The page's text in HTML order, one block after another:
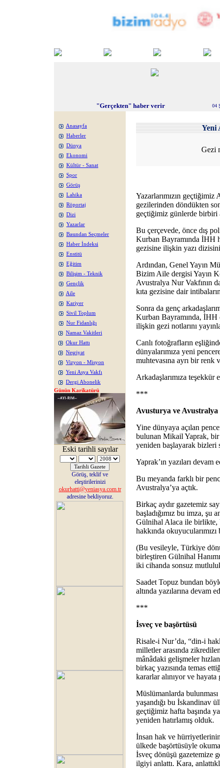
"Gerçekten" haber verir 04
Anasayfa
Haberler
Dünya
Ekonomi
Kültür - Sanat
Spor
Görüş
Lahika
Röportaj
Dizi
Yazarlar
Basından Seçmeler
Haber İndeksi
Enstitü
Eğitim
Bilişim - Teknik
Gençlik
Aile
Kariyer
Sivil Toplum
Nur Fidanlığı
Namaz Vakitleri
Okur Hattı
Neşriyat
Vizyon - Misyon
Yeni Asya Vakfı
Dergi Abonelik
Günün Karikatürü
Eski tarihli sayılar
Görüş, teklif ve
eleştirilerinizi
okurhatti@yeniasya.com.tr
adresine bekliyoruz.
Yeni
Gezi
Yazarlarımızın geçtiğimiz
gezilerinden döndükten
geçtiğimiz günlerde birbiri
Bu çerçevede, önce dış
Kurban Bayramında
gezisine ilişkin yazı
Ardından, Genel Yayın
Bizim Aile dergisi Yayın
Avustralya Nur Vakfının
kıta gezisine dair
Sonra da genç
Kurban Bayramında, İHH
ilişkin gezi notlarını
Canlı fotoğrafların
dünyalarımıza yeni
muhtevasına ayrı bir renk
Arkadaşlarımıza teşekkür
***
Avusturya ve Avustralya
Yine dünyaya açılan
bulunan Mikail Yaprak, bir
yeniden başlayarak bizleri
Yaprak’ın yazıları devam
Bu meyanda farklı bir
Avustralya’ya açtık.
Birkaç aydır gazetemiz
başladığımız bu imza, şu
Gülnihal Alaca ile birlikte,
hakkında
(Bu vesileyle, Türkiye
birleştiren Gülnihal
iki cihanda sonsuz
Saadet Topuz bundan
altında yazılarına devam
***
İsveç ve başörtüsü
Risale-i Nur’da, “din-i
milletler arasında
mânâdaki gelişmeler
birkaç yazısında temas
kararlar alınıyor ve
Müslümanlarda
yaşandığı bu İskandinav
geçtiğimiz hafta başında
yeniden hatırlamış olduk.
İnsan hak ve
ülkede başörtüsüyle
İsveç dönüşü gazetemize
ilgiyi anlattı. Kara,